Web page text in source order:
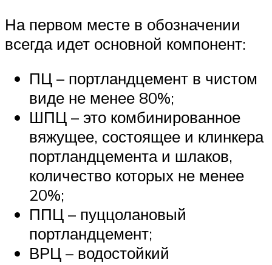
На первом месте в обозначении
всегда идет основной компонент:
ПЦ – портландцемент в чистом
виде не менее 80%;
ШПЦ – это комбинированное
вяжущее, состоящее и клинкера
портландцемента и шлаков,
количество которых не менее
20%;
ППЦ – пуццолановый
портландцемент;
ВРЦ – водостойкий